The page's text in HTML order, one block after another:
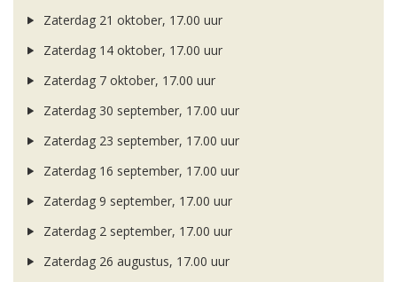
Zaterdag 21 oktober, 17.00 uur
Zaterdag 14 oktober, 17.00 uur
Zaterdag 7 oktober, 17.00 uur
Zaterdag 30 september, 17.00 uur
Zaterdag 23 september, 17.00 uur
Zaterdag 16 september, 17.00 uur
Zaterdag 9 september, 17.00 uur
Zaterdag 2 september, 17.00 uur
Zaterdag 26 augustus, 17.00 uur